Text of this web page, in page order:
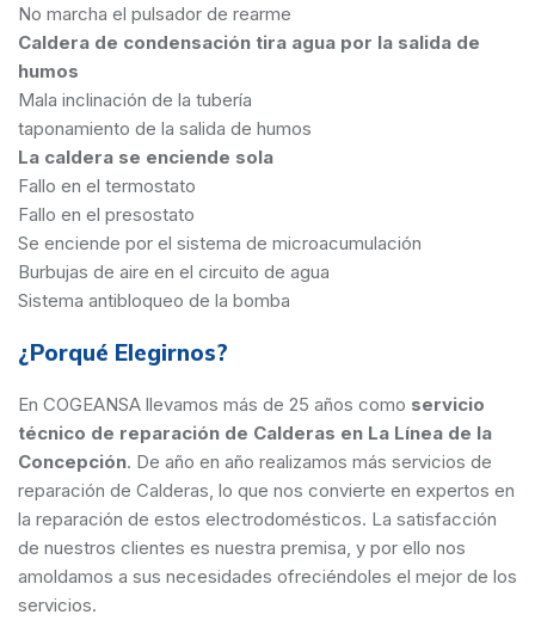
No marcha el pulsador de rearme
Caldera de condensación tira agua por la salida de
humos
Mala inclinación de la tubería
taponamiento de la salida de humos
La caldera se enciende sola
Fallo en el termostato
Fallo en el presostato
Se enciende por el sistema de microacumulación
Burbujas de aire en el circuito de agua
Sistema antibloqueo de la bomba
¿Porqué Elegirnos?
En COGEANSA llevamos más de 25 años como servicio
técnico de reparación de Calderas en La Línea de la
Concepción. De año en año realizamos más servicios de
reparación de Calderas, lo que nos convierte en expertos en
la reparación de estos electrodomésticos. La satisfacción
de nuestros clientes es nuestra premisa, y por ello nos
amoldamos a sus necesidades ofreciéndoles el mejor de los
servicios.